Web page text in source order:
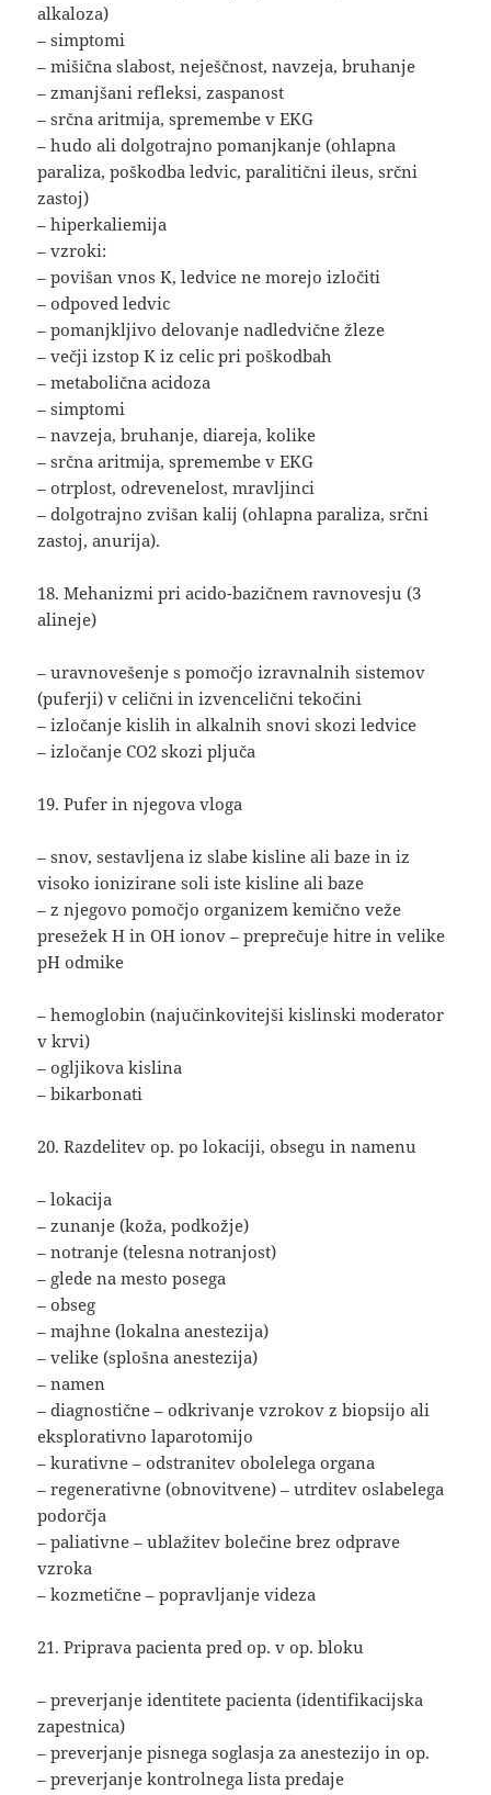
alkaloza)
– simptomi
– mišična slabost, neješčnost, navzeja, bruhanje
– zmanjšani refleksi, zaspanost
– srčna aritmija, spremembe v EKG
– hudo ali dolgotrajno pomanjkanje (ohlapna
paraliza, poškodba ledvic, paralitični ileus, srčni
zastoj)
– hiperkaliemija
– vzroki:
– povišan vnos K, ledvice ne morejo izločiti
– odpoved ledvic
– pomanjkljivo delovanje nadledvične žleze
– večji izstop K iz celic pri poškodbah
– metabolična acidoza
– simptomi
– navzeja, bruhanje, diareja, kolike
– srčna aritmija, spremembe v EKG
– otrplost, odrevenelost, mravljinci
– dolgotrajno zvišan kalij (ohlapna paraliza, srčni
zastoj, anurija).
18. Mehanizmi pri acido-bazičnem ravnovesju (3
alineje)
– uravnovešenje s pomočjo izravnalnih sistemov
(puferji) v celični in izvencelični tekočini
– izločanje kislih in alkalnih snovi skozi ledvice
– izločanje CO2 skozi pljuča
19. Pufer in njegova vloga
– snov, sestavljena iz slabe kisline ali baze in iz
visoko ionizirane soli iste kisline ali baze
– z njegovo pomočjo organizem kemično veže
presežek H in OH ionov – preprečuje hitre in velike
pH odmike
– hemoglobin (najučinkovitejši kislinski moderator
v krvi)
– ogljikova kislina
– bikarbonati
20. Razdelitev op. po lokaciji, obsegu in namenu
– lokacija
– zunanje (koža, podkožje)
– notranje (telesna notranjost)
– glede na mesto posega
– obseg
– majhne (lokalna anestezija)
– velike (splošna anestezija)
– namen
– diagnostične – odkrivanje vzrokov z biopsijo ali
eksplorativno laparotomijo
– kurativne – odstranitev obolelega organa
– regenerativne (obnovitvene) – utrditev oslabelega
podorčja
– paliativne – ublažitev bolečine brez odprave
vzroka
– kozmetične – popravljanje videza
21. Priprava pacienta pred op. v op. bloku
– preverjanje identitete pacienta (identifikacijska
zapestnica)
– preverjanje pisnega soglasja za anestezijo in op.
– preverjanje kontrolnega lista predaje